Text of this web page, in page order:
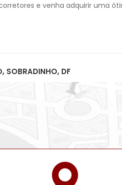
e venha adquirir uma
DF